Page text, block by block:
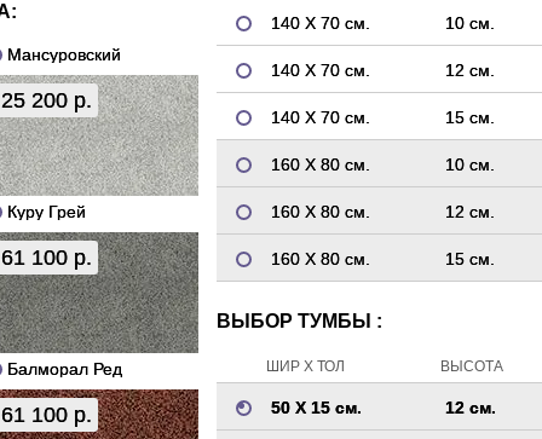
Мансуровский
25 200 р.
Куру Грей
61 100 р.
Балморал Ред
61 100 р.
140 Х 70 см. 10 см.
140 Х 70 см. 12 см.
140 Х 70 см. 15 см.
160 Х 80 см. 10 см.
160 Х 80 см. 12 см.
160 Х 80 см. 15 см.
ВЫБОР ТУМБЫ :
ШИР Х ТОЛ ВЫСОТА
50 Х 15 см. 12 см.